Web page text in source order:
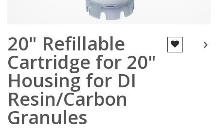
to
the
beginning
of
the
images
gallery
20" Refillable
Cartridge for 20"
Housing for DI
Resin/Carbon
Granules